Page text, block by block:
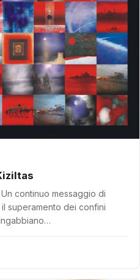
Un continuo messaggio di
superamento dei confini